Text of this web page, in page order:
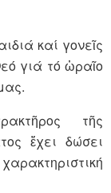
καί γονεῖς
γιά τό ὡραῖο
τῆς
ἔχει δώσει